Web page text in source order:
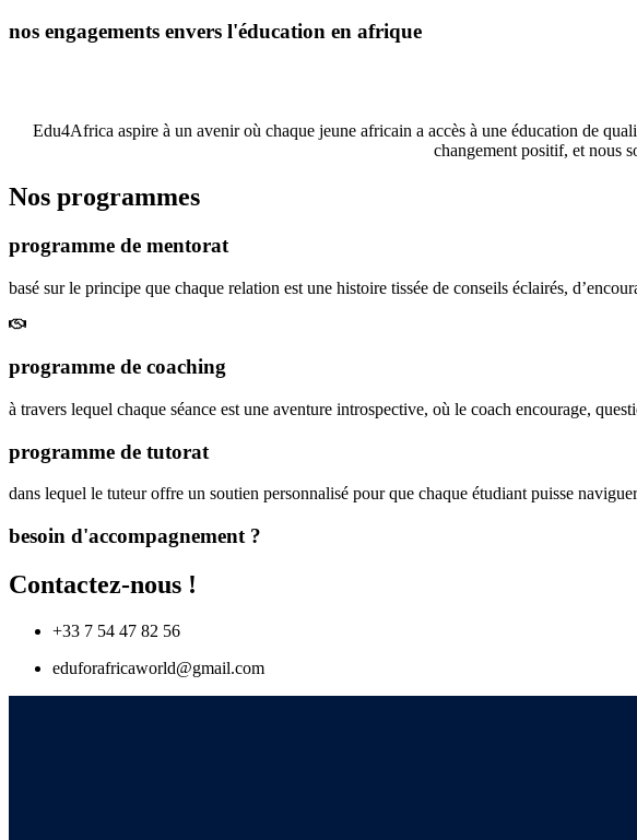
nos engagements envers l'éducation en afrique
Edu4Africa aspire à un avenir où chaque jeune africain a accès à une éducation de
changement positif, et nous
Nos programmes
programme de mentorat
basé sur le principe que chaque relation est une histoire tissée de conseils éclairés,
programme de coaching
à travers lequel chaque séance est une aventure introspective, où le coach encourage,
programme de tutorat
dans lequel le tuteur offre un soutien personnalisé pour que chaque étudiant puisse
besoin d'accompagnement ?
Contactez-nous !
+33 7 54 47 82 56
eduforafricaworld@gmail.com